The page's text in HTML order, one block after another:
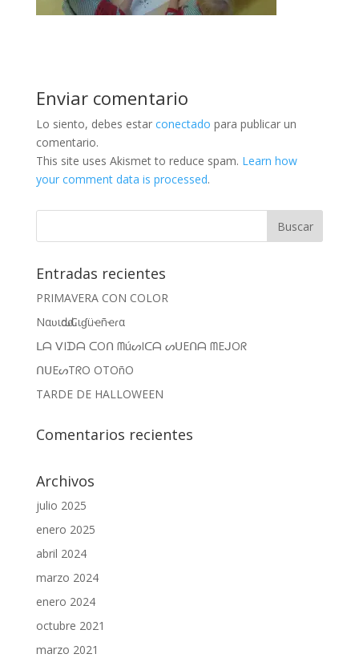
Enviar comentario
Lo siento, debes estar conectado para publicar un
comentario.
This site uses Akismet to reduce spam. Learn how
your comment data is processed.
Entradas recientes
PRIMAVERA CON COLOR
Nαʋιԃαԃ Cιɠüҽñҽɾα
ᒪᗩ ᐯIᗪᗩ ᑕOᑎ ᗰúᔕIᑕᗩ ᔕᑌEᑎᗩ ᗰEᒍOᖇ
ᑎᑌEᔕTᖇO OTOñO
TARDE DE HALLOWEEN
Comentarios recientes
Archivos
julio 2025
enero 2025
abril 2024
marzo 2024
enero 2024
octubre 2021
marzo 2021